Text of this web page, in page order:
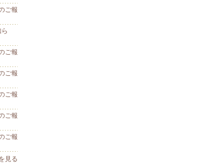
ご報
ご報
ご報
ご報
ご報
ご報
見る